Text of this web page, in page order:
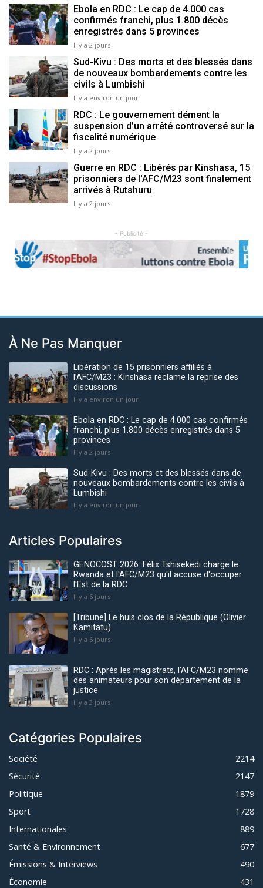
Ebola en RDC : Le cap de 4.000 cas
confirmés franchi, plus 1.800 décès
enregistrés dans 5 provinces
Il y a 2 jours
Sud-Kivu : Des morts et des blessés dans
de nouveaux bombardements contre les
civils à Lumbishi
Il y a environ un jour
RDC : Le gouvernement dément la
suspension d’un arrêté controversé sur la
fiscalité numérique
Il y a 2 jours
Guerre en RDC : Libérés par Kinshasa, 15
prisonniers de l'AFC/M23 sont finalement
arrivés à Rutshuru
Il y a 2 jours
- Publicité -
Previous Next
À Ne Pas Manquer
Libération de 15 prisonniers affiliés à
l’AFC/M23 : Kinshasa réclame la reprise des
discussions
Il y a environ un jour
Ebola en RDC : Le cap de 4.000 cas confirmés
franchi, plus 1.800 décès enregistrés dans 5
provinces
Il y a 2 jours
Sud-Kivu : Des morts et des blessés dans de
nouveaux bombardements contre les civils à
Lumbishi
Il y a environ un jour
Articles Populaires
GENOCOST 2026: Félix Tshisekedi charge le
Rwanda et l'AFC/M23 qu'il accuse d'occuper
l'Est de la RDC
Il y a 6 jours
[Tribune] Le huis clos de la République (Olivier
Kamitatu)
Il y a 6 jours
RDC : Après les magistrats, l’AFC/M23 nomme
des animateurs pour son département de la
justice
Il y a 3 jours
Catégories Populaires
Société
2214
Sécurité
2147
Politique
1879
Sport
1728
Internationales
889
Santé & Environnement
677
Émissions & Interviews
490
Économie
431